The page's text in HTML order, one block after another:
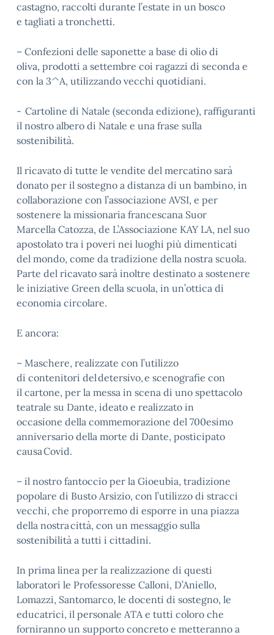
castagno, raccolti durante l’estate in un bosco
e tagliati a tronchetti.
– Confezioni delle saponette a base di olio di
oliva, prodotti a settembre coi ragazzi di seconda e
con la 3^A, utilizzando vecchi quotidiani.
- Cartoline di Natale (seconda edizione), raffiguranti
il nostro albero di Natale e una frase sulla
sostenibilità.
Il ricavato di tutte le vendite del mercatino sarà
donato per il sostegno a distanza di un bambino, in
collaborazione con l’associazione AVSI, e per
sostenere la missionaria francescana Suor
Marcella Catozza, de L’Associazione KAY LA, nel suo
apostolato tra i poveri nei luoghi più dimenticati
del mondo, come da tradizione della nostra scuola.
Parte del ricavato sarà inoltre destinato a sostenere
le iniziative Green della scuola, in un’ottica di
economia circolare.
E ancora:
– Maschere, realizzate con l’utilizzo
di contenitori del detersivo, e scenografie con
il cartone, per la messa in scena di uno spettacolo
teatrale su Dante, ideato e realizzato in
occasione della commemorazione del 700esimo
anniversario della morte di Dante, posticipato
causa Covid.
– il nostro fantoccio per la Gioeubia, tradizione
popolare di Busto Arsizio, con l’utilizzo di stracci
vecchi, che proporremo di esporre in una piazza
della nostra città, con un messaggio sulla
sostenibilità a tutti i cittadini.
In prima linea per la realizzazione di questi
laboratori le Professoresse Calloni, D’Aniello,
Lomazzi, Santomarco, le docenti di sostegno, le
educatrici, il personale ATA e tutti coloro che
forniranno un supporto concreto e metteranno a